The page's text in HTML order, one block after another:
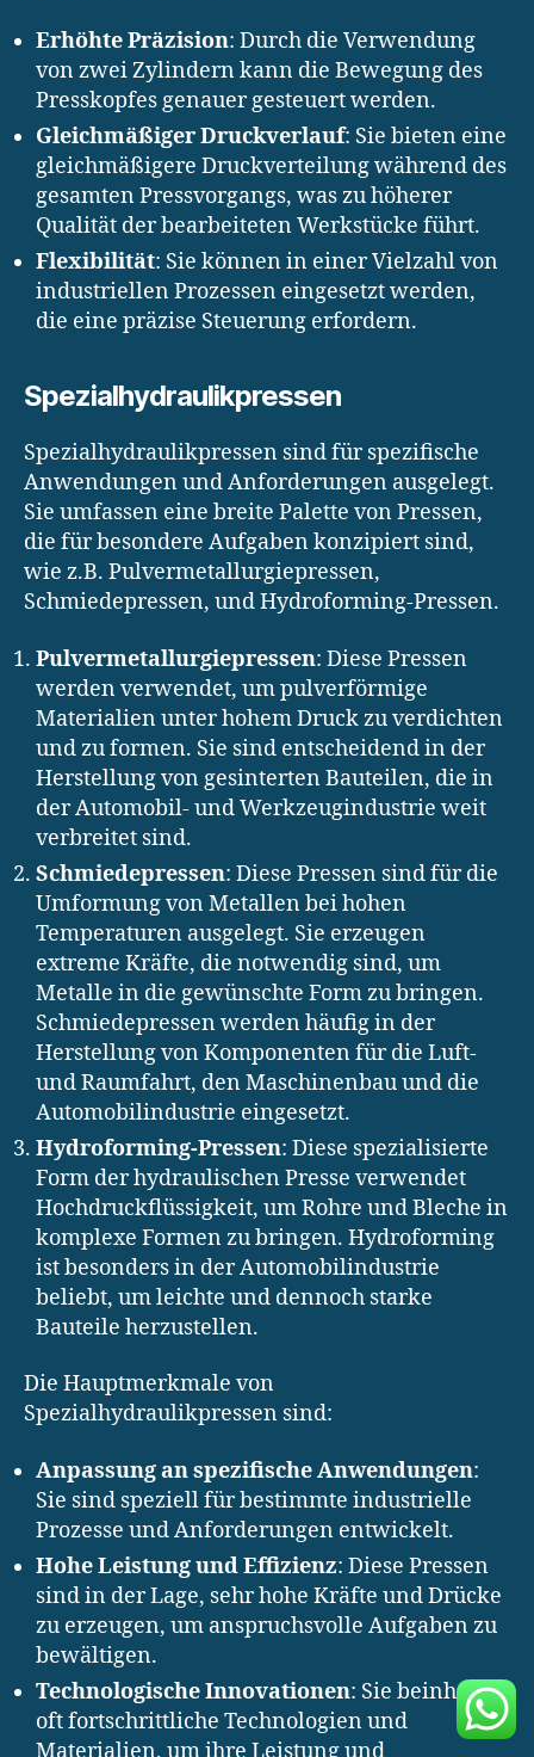
Erhöhte Präzision: Durch die Verwendung
von zwei Zylindern kann die Bewegung des
Presskopfes genauer gesteuert werden.
Gleichmäßiger Druckverlauf: Sie bieten eine
gleichmäßigere Druckverteilung während des
gesamten Pressvorgangs, was zu höherer
Qualität der bearbeiteten Werkstücke führt.
Flexibilität: Sie können in einer Vielzahl von
industriellen Prozessen eingesetzt werden,
die eine präzise Steuerung erfordern.
Spezialhydraulikpressen
Spezialhydraulikpressen sind für spezifische
Anwendungen und Anforderungen ausgelegt.
Sie umfassen eine breite Palette von Pressen,
die für besondere Aufgaben konzipiert sind,
wie z.B. Pulvermetallurgiepressen,
Schmiedepressen, und Hydroforming-Pressen.
Pulvermetallurgiepressen: Diese Pressen
werden verwendet, um pulverförmige
Materialien unter hohem Druck zu verdichten
und zu formen. Sie sind entscheidend in der
Herstellung von gesinterten Bauteilen, die in
der Automobil- und Werkzeugindustrie weit
verbreitet sind.
Schmiedepressen: Diese Pressen sind für die
Umformung von Metallen bei hohen
Temperaturen ausgelegt. Sie erzeugen
extreme Kräfte, die notwendig sind, um
Metalle in die gewünschte Form zu bringen.
Schmiedepressen werden häufig in der
Herstellung von Komponenten für die Luft-
und Raumfahrt, den Maschinenbau und die
Automobilindustrie eingesetzt.
Hydroforming-Pressen: Diese spezialisierte
Form der hydraulischen Presse verwendet
Hochdruckflüssigkeit, um Rohre und Bleche in
komplexe Formen zu bringen. Hydroforming
ist besonders in der Automobilindustrie
beliebt, um leichte und dennoch starke
Bauteile herzustellen.
Die Hauptmerkmale von
Spezialhydraulikpressen sind:
Anpassung an spezifische Anwendungen:
Sie sind speziell für bestimmte industrielle
Prozesse und Anforderungen entwickelt.
Hohe Leistung und Effizienz: Diese Pressen
sind in der Lage, sehr hohe Kräfte und Drücke
zu erzeugen, um anspruchsvolle Aufgaben zu
bewältigen.
Technologische Innovationen: Sie beinhalten
oft fortschrittliche Technologien und
Materialien, um ihre Leistung und